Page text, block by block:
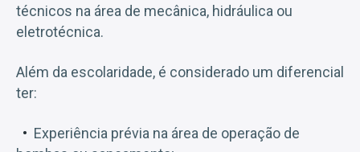
técnicos na área de mecânica, hidráulica ou
eletrotécnica.
Além da escolaridade, é considerado um diferencial
ter:
Experiência prévia na área de operação de